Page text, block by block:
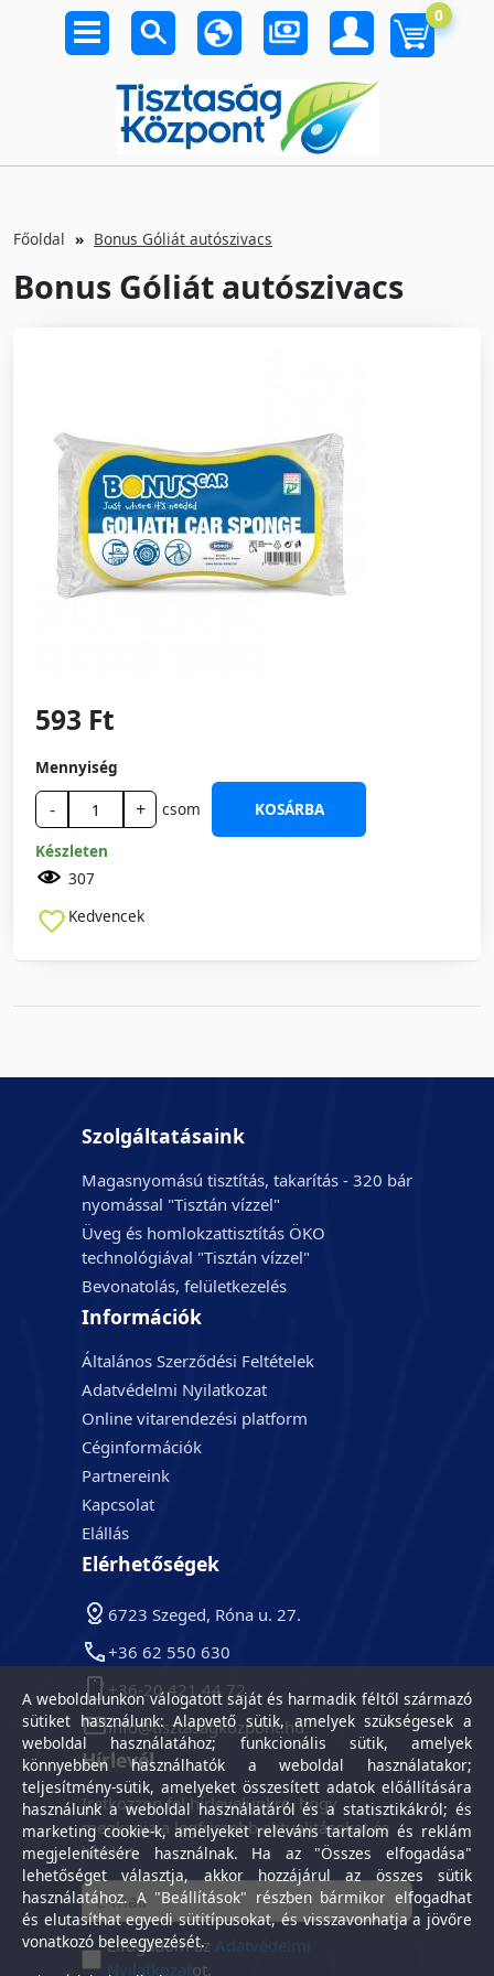
0
Főoldal Bonus Góliát autószivacs
Bonus Góliát autószivacs
593 Ft
Mennyiség
- + csom
KOSÁRBA
Készleten
307
Kedvencek
Szolgáltatásaink
Magasnyomású tisztítás, takarítás - 320 bár
nyomással "Tisztán vízzel"
Üveg és homlokzattisztítás ÖKO
technológiával "Tisztán vízzel"
Bevonatolás, felületkezelés
Információk
Általános Szerződési Feltételek
Adatvédelmi Nyilatkozat
Online vitarendezési platform
Céginformációk
Partnereink
Kapcsolat
Elállás
Elérhetőségek
6723 Szeged, Róna u. 27.
+36 62 550 630
+36-20 421 44 72
info@tisztasagkozpont.hu
Hírlevél
Iratkozzon fel hírlevelünkre, hogy
megkapja a legfrissebb aktualitásokat és
híreket.
Elfogadom azAdatvédelmi
Nyilatkozatot.
A weboldalunkon válogatott saját és harmadik féltől származó
sütiket használunk: Alapvető sütik, amelyek szükségesek a
weboldal használatához; funkcionális sütik, amelyek
könnyebben használhatók a weboldal használatakor;
teljesítmény-sütik, amelyeket összesített adatok előállítására
használunk a weboldal használatáról és a statisztikákról; és
marketing cookie-k, amelyeket releváns tartalom és reklám
megjelenítésére használnak. Ha az "Összes elfogadása"
lehetőséget választja, akkor hozzájárul az összes sütik
használatához. A "Beállítások" részben bármikor elfogadhat
és elutasíthat egyedi sütitípusokat, és visszavonhatja a jövőre
vonatkozó beleegyezését.